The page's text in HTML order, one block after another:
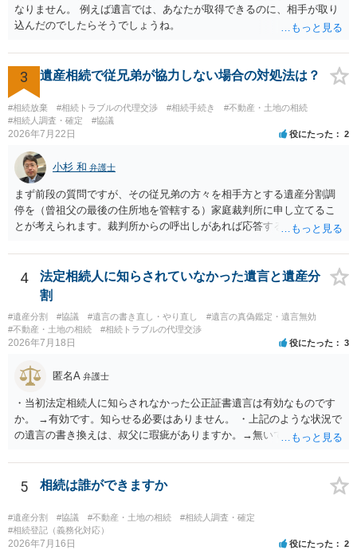
なりません。 例えば遺言では、あなたが取得できるのに、相手が取り
込んだのでしたらそうでしょうね。
3 遺産相続で従兄弟が協力しない場合の対処法は？
#相続放棄 #相続トラブルの代理交渉 #相続手続き
#不動産・土地の相続
#相続人調査・確定
#協議
2026年7月22日 役にたった 2
小杉 和 弁護士
まず前段の質問ですが、その従兄弟の方々を相手方とする遺産分割調
停を（曾祖父の最後の住所地を管轄する）家庭裁判所に申し立てるこ
とが考えられます。裁判所からの呼出しがあれば応答する可能性がま
能と思われます。時間が思った以上にないので必要書類をてきぱきと
揃える必要があります。その点是非御注意ください。
4
法定相続人に知らされていなかった遺言と遺産分
割
#遺産分割 #協議 #遺言の書き直し・やり直し
#遺言の真偽鑑定・遺言無効
#不動産・土地の相続
#相続トラブルの代理交渉
2026年7月18日 役にたった 3
匿名A 弁護士
・当初法定相続人に知らされなかった公正証書遺言は有効なものです
か。 →有効です。知らせる必要はありません。 ・上記のような状況で
の遺言の書き換えは、叔父に瑕疵がありますか。→無いです。 ・分割
ますか。 →本人が自由に決められますので、どこが妥当とは言えない
です。客観的な基準もありません。 ・できれば穏やかに、分割を拒否
することはできますか。 →分割を拒否するということは、遺産はいら
ないということでしょうか。遺言で、受取を指定されててもいらない
と拒否することはできます。理由を説明する必要はありません。
5 相続は誰ができますか
#遺産分割 #協議 #不動産・土地の相続
#相続人調査・確定
#相続登記（義務化対応）
2026年7月16日 役にたった 2